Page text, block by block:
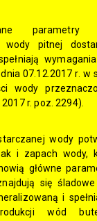
parametry
wody pitnej
07.12.2017 r. w
wody
r. poz. 2294).
wody
i zapach wody,
główne
się śladowe
i
wód